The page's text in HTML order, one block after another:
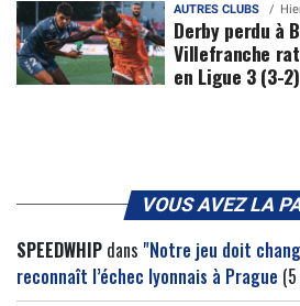
AUTRES CLUBS
Derby perdu à
Villefranche
en Ligue 3 (3-2)
VOUS AVEZ LA
SPEEDWHIP dans "Notre jeu doit
reconnaît l’échec lyonnais à Prague